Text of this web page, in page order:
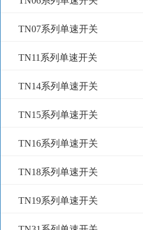
TN07系列单速开关
TN11系列单速开关
TN14系列单速开关
TN15系列单速开关
TN16系列单速开关
TN18系列单速开关
TN19系列单速开关